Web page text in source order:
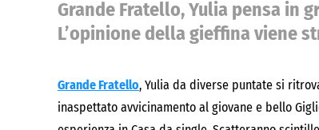
Grande Fratello, Yulia pensa in
L’opinione della gieffina viene
Grande Fratello, Yulia da diverse puntate si
inaspettato avvicinamento al giovane e bello